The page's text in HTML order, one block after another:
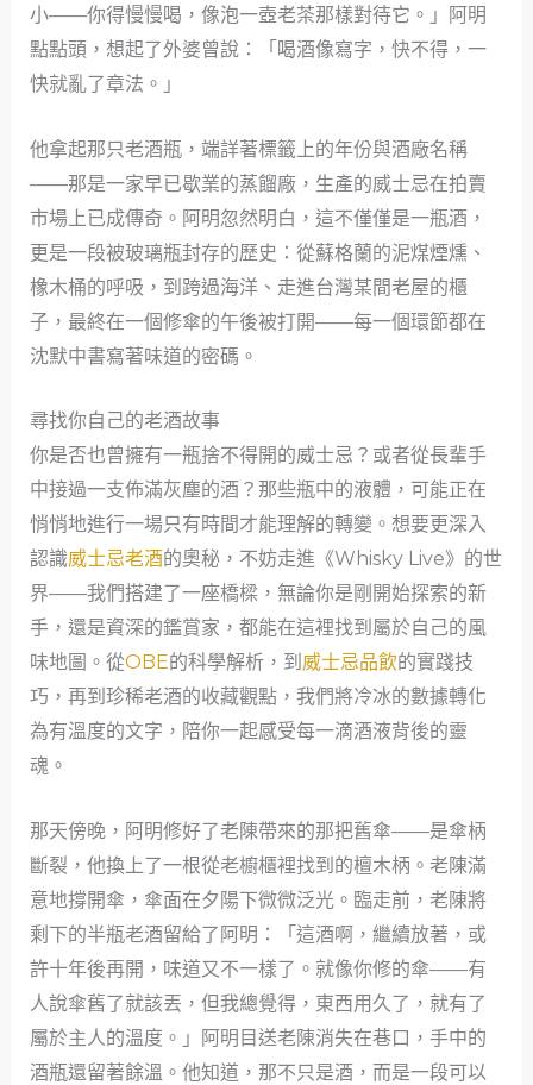
小——你得慢慢喝，像泡一壺老茶那樣對待它。」阿明
點點頭，想起了外婆曾說：「喝酒像寫字，快不得，一
快就亂了章法。」
他拿起那只老酒瓶，端詳著標籤上的年份與酒廠名稱
——那是一家早已歇業的蒸餾廠，生產的威士忌在拍賣
市場上已成傳奇。阿明忽然明白，這不僅僅是一瓶酒，
更是一段被玻璃瓶封存的歷史：從蘇格蘭的泥煤煙燻、
橡木桶的呼吸，到跨過海洋、走進台灣某間老屋的櫃
子，最終在一個修傘的午後被打開——每一個環節都在
沈默中書寫著味道的密碼。
尋找你自己的老酒故事
你是否也曾擁有一瓶捨不得開的威士忌？或者從長輩手
中接過一支佈滿灰塵的酒？那些瓶中的液體，可能正在
悄悄地進行一場只有時間才能理解的轉變。想要更深入
認識威士忌老酒的奧秘，不妨走進《Whisky Live》的世
界——我們搭建了一座橋樑，無論你是剛開始探索的新
手，還是資深的鑑賞家，都能在這裡找到屬於自己的風
味地圖。從OBE的科學解析，到 威士忌品飲的實踐技
巧，再到珍稀老酒的收藏觀點，我們將冷冰的數據轉化
為有溫度的文字，陪你一起感受每一滴酒液背後的靈
魂。
那天傍晚，阿明修好了老陳帶來的那把舊傘——是傘柄
斷裂，他換上了一根從老櫥櫃裡找到的檀木柄。老陳滿
意地撐開傘，傘面在夕陽下微微泛光。臨走前，老陳將
剩下的半瓶老酒留給了阿明：「這酒啊，繼續放著，或
許十年後再開，味道又不一樣了。就像你修的傘——有
人說傘舊了就該丟，但我總覺得，東西用久了，就有了
屬於主人的溫度。」阿明目送老陳消失在巷口，手中的
酒瓶還留著餘溫。他知道，那不只是酒，而是一段可以